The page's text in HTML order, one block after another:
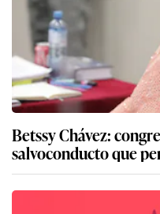
Betssy Chávez:
salvoconducto que